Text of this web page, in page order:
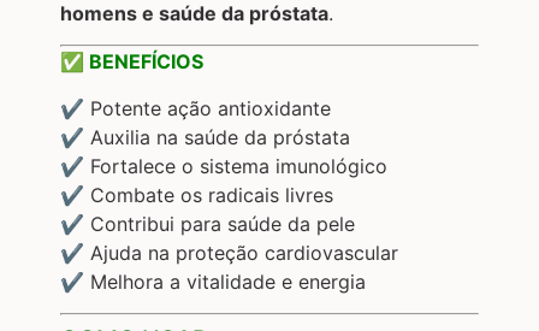
homens e saúde da próstata.
✅ BENEFÍCIOS
✔️ Potente ação antioxidante
✔️ Auxilia na saúde da próstata
✔️ Fortalece o sistema imunológico
✔️ Combate os radicais livres
✔️ Contribui para saúde da pele
✔️ Ajuda na proteção cardiovascular
✔️ Melhora a vitalidade e energia